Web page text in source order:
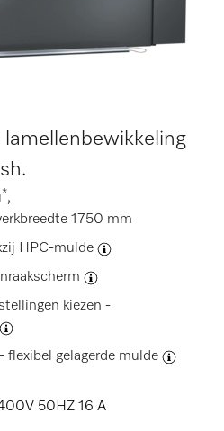
lamellenbewikkeling
*,
1750 mm
HPC-mulde
kiezen -
flexibel gelagerde mulde
50HZ 16 A